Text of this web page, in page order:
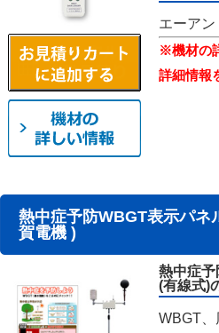
エーアン
※機材の
詳細情報
熱中症予防WBGT表示パネ
賀電機 )
熱中症予
(有線式)
WBGT、